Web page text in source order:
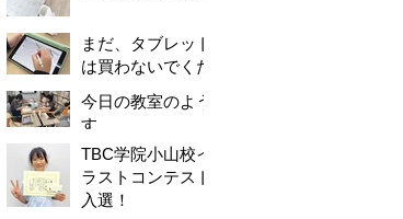
まだ、タブレット
は買わないでくだ
今日の教室のよう
す
TBC学院小山校イ
ラストコンテスト
入選！